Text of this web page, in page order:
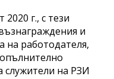
г., с тези
и
на работодателя,
служители на РЗИ